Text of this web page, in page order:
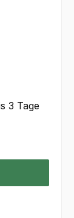
3 Tage